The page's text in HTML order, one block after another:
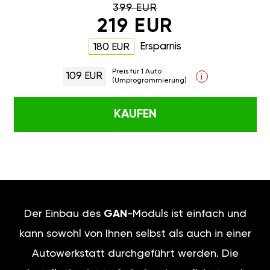
399 EUR
219 EUR
180 EUR Ersparnis
109 EUR
Preis für 1 Auto
(Umprogrammierung)
i
KAUFEN
Der Einbau des GAN -Moduls ist einfach und
kann sowohl von Ihnen selbst als auch in einer
Autowerkstatt durchgeführt werden. Die